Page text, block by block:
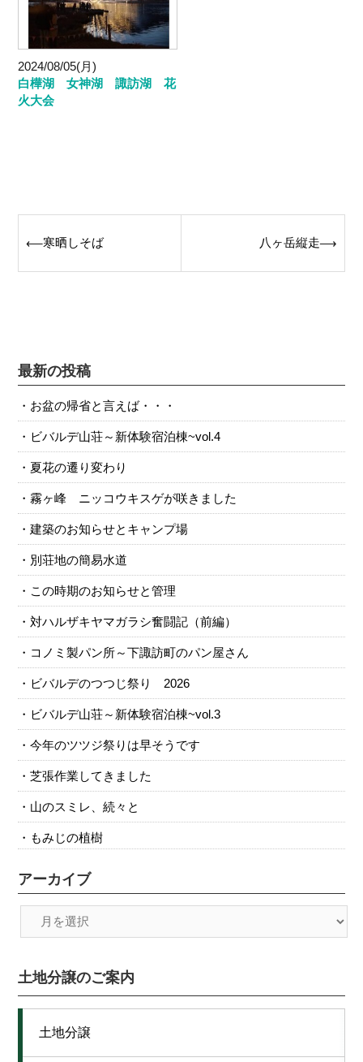
2024/08/05(月)
白樺湖 女神湖 諏訪湖 花
火大会
Post
navigation
⟵寒晒しそば 八ヶ岳縦走⟶
最新の投稿
お盆の帰省と言えば・・・
ビバルデ山荘～新体験宿泊棟~vol.4
夏花の遷り変わり
霧ヶ峰 ニッコウキスゲが咲きました
建築のお知らせとキャンプ場
別荘地の簡易水道
この時期のお知らせと管理
対ハルザキヤマガラシ奮闘記（前編）
コノミ製パン所～下諏訪町のパン屋さん
ビバルデのつつじ祭り 2026
ビバルデ山荘～新体験宿泊棟~vol.3
今年のツツジ祭りは早そうです
芝張作業してきました
山のスミレ、続々と
もみじの植樹
アーカイブ
土地分譲のご案内
土地分譲